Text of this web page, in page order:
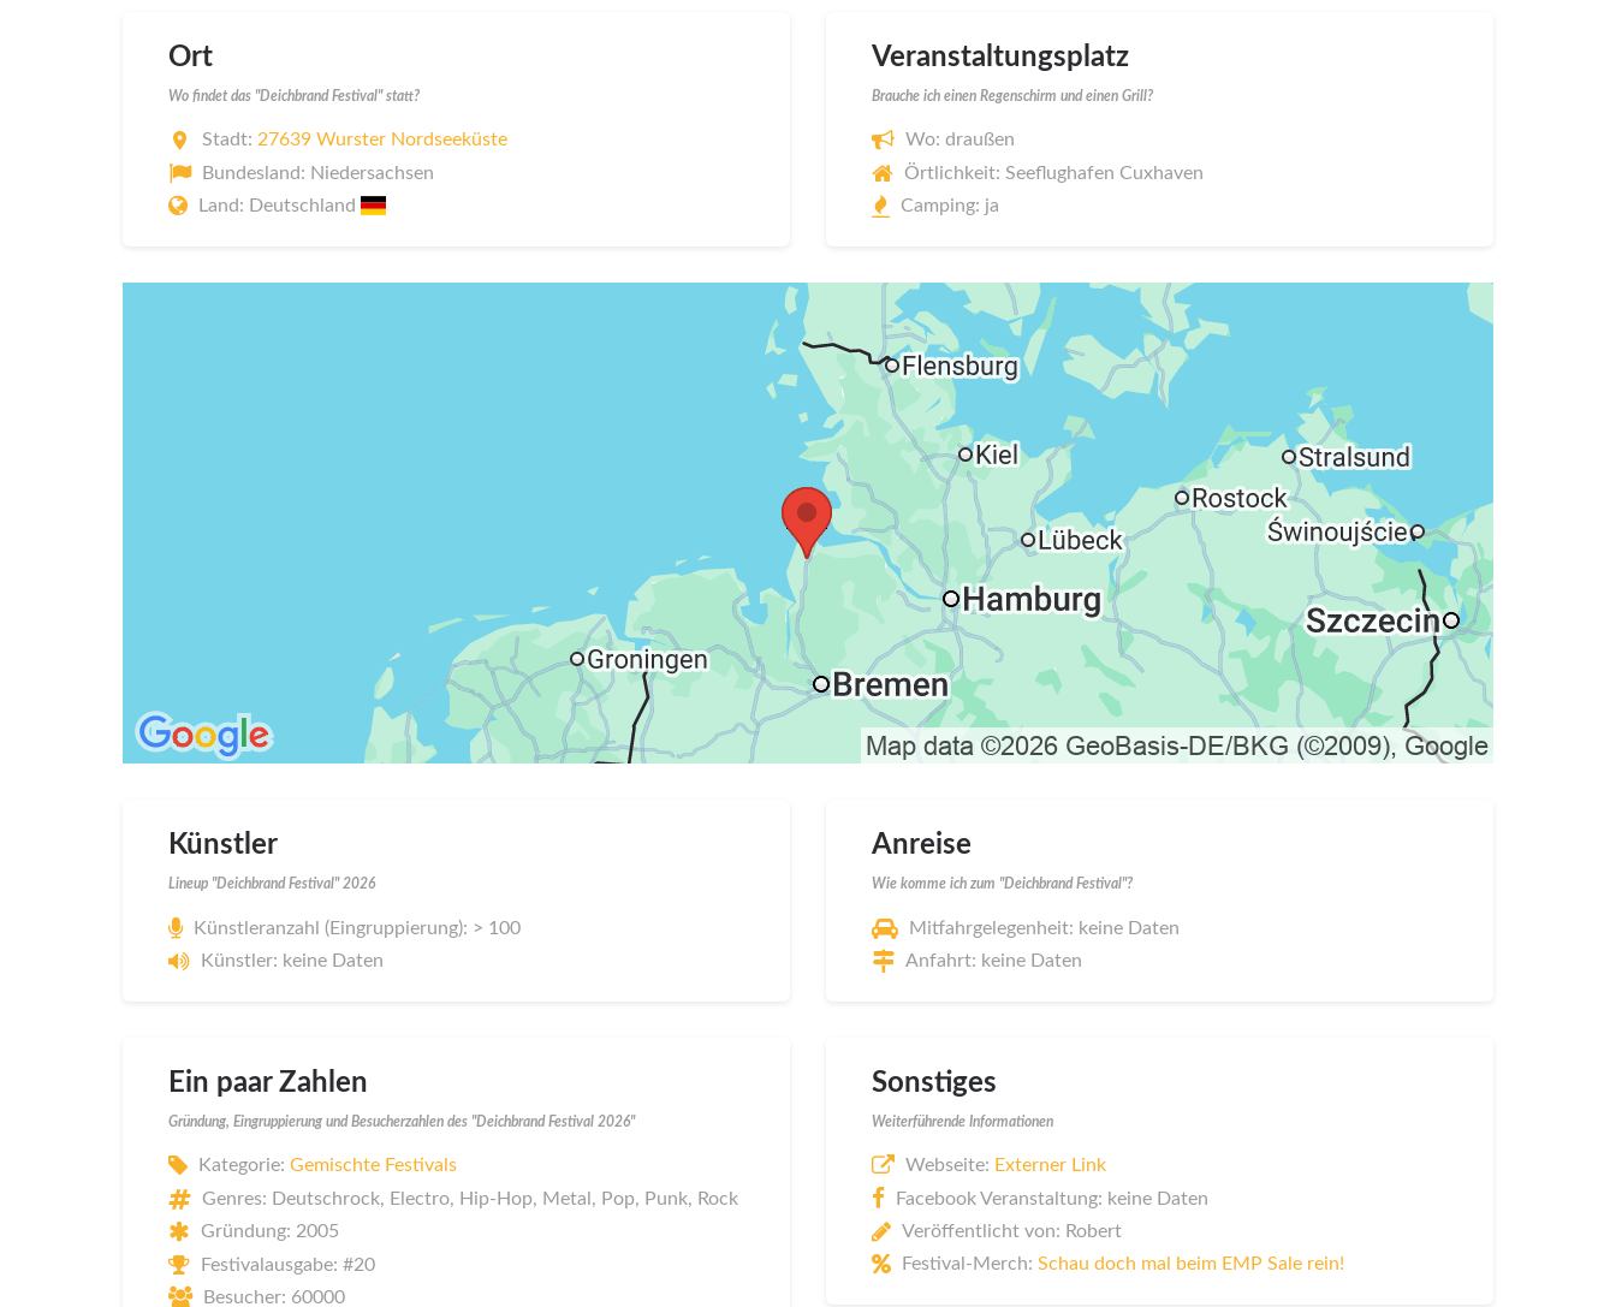
Ort
Wo findet das "Deichbrand Festival" statt?
Stadt: 27639 Wurster Nordseeküste
Bundesland: Niedersachsen
Land: Deutschland
Veranstaltungsplatz
Brauche ich einen Regenschirm und einen Grill?
Wo: draußen
Örtlichkeit: Seeflughafen Cuxhaven
Camping: ja
Künstler
Lineup "Deichbrand Festival" 2026
Künstleranzahl (Eingruppierung): > 100
Künstler: keine Daten
Anreise
Wie komme ich zum "Deichbrand Festival"?
Mitfahrgelegenheit: keine Daten
Anfahrt: keine Daten
Ein paar Zahlen
Gründung, Eingruppierung und Besucherzahlen des "Deichbrand Festival 2026"
Kategorie: Gemischte Festivals
Genres: Deutschrock, Electro, Hip-Hop, Metal, Pop, Punk, Rock
Gründung: 2005
Festivalausgabe: #20
Besucher: 60000
Sonstiges
Weiterführende Informationen
Webseite: Externer Link
Facebook Veranstaltung: keine Daten
Veröffentlicht von: Robert
Festival-Merch: Schau doch mal beim EMP Sale rein!